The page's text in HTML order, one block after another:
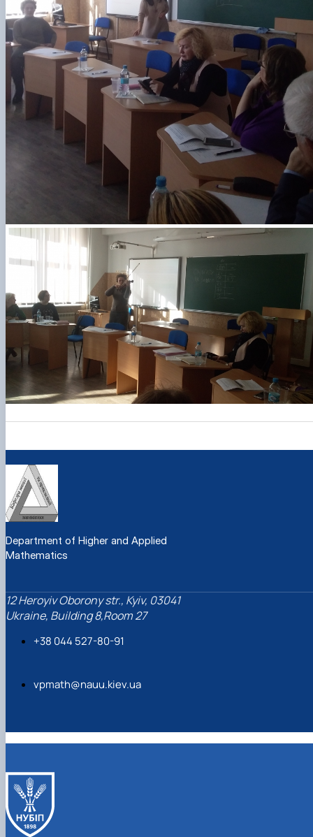
Department of Higher and Applied
Mathematics
12 Heroyiv Oborony str., Kyiv, 03041
Ukraine, Building 8,Room 27
+38 044 527-80-91
vpmath@nauu.kiev.ua